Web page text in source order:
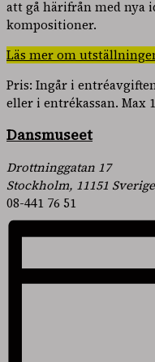
att gå härifrån med nya
kompositioner.
Läs mer om
Pris: Ingår i
eller i entrékassan. Max
Dansmuseet
Drottninggatan 17
Stockholm, 11151 Sverige
08-441 76 51